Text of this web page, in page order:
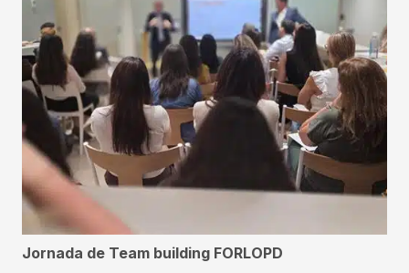
Jornada de Team building FORLOPD